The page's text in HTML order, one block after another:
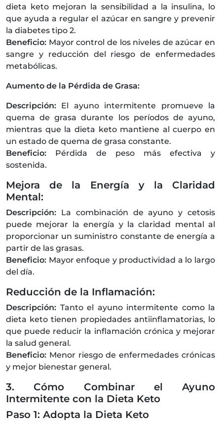
dieta keto mejoran la sensibilidad a la insulina, lo
que ayuda a regular el azúcar en sangre y prevenir
la diabetes tipo 2.
Beneficio: Mayor control de los niveles de azúcar en
sangre y reducción del riesgo de enfermedades
metabólicas.
Aumento de la Pérdida de Grasa:
Descripción: El ayuno intermitente promueve la
quema de grasa durante los períodos de ayuno,
mientras que la dieta keto mantiene al cuerpo en
un estado de quema de grasa constante.
Beneficio: Pérdida de peso más efectiva y
sostenida.
Mejora de la Energía y la Claridad
Mental:
Descripción: La combinación de ayuno y cetosis
puede mejorar la energía y la claridad mental al
proporcionar un suministro constante de energía a
partir de las grasas.
Beneficio: Mayor enfoque y productividad a lo largo
del día.
Reducción de la Inflamación:
Descripción: Tanto el ayuno intermitente como la
dieta keto tienen propiedades antiinflamatorias, lo
que puede reducir la inflamación crónica y mejorar
la salud general.
Beneficio: Menor riesgo de enfermedades crónicas
y mejor bienestar general.
3. Cómo Combinar el Ayuno
Intermitente con la Dieta Keto
Paso 1: Adopta la Dieta Keto